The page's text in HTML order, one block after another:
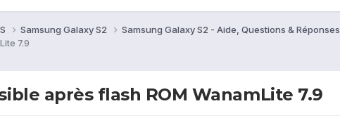
Samsung Galaxy S2
Samsung Galaxy S2 - Aide, Questions & Réponses
7.9
après flash ROM WanamLite 7.9